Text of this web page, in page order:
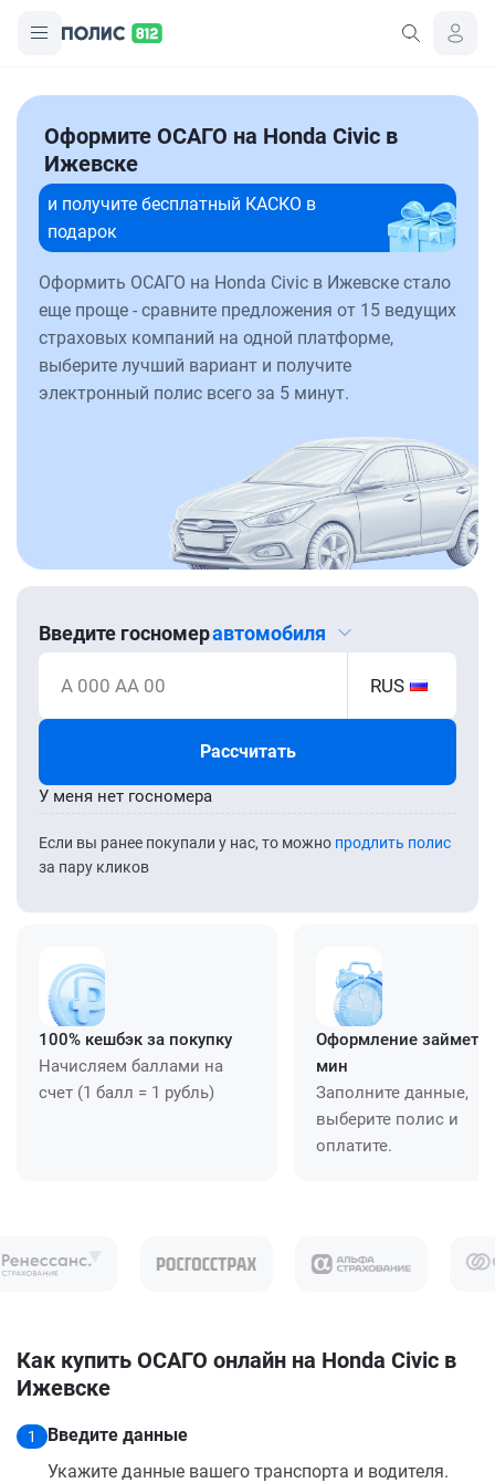
Оформите ОСАГО на Honda Civic в
Ижевске
и получите бесплатный КАСКО в
подарок
Оформить ОСАГО на Honda Civic в Ижевске стало
еще проще - сравните предложения от 15 ведущих
страховых компаний на одной платформе,
выберите лучший вариант и получите
электронный полис всего за 5 минут.
Введите госномеравтомобиля
А 000 АА 00 RUS
Рассчитать
Если вы ранее покупали у нас, то можно продлить полис
за пару кликов
У меня нет госномера
100% кешбэк за покупку
Начисляем баллами на
счет (1 балл = 1 рубль)
Оформление займет
мин
Заполните данные,
выберите полис и
оплатите.
Как купить ОСАГО онлайн на Honda Civic в
Ижевске
1
Введите данные
Укажите данные вашего транспорта и водителя.